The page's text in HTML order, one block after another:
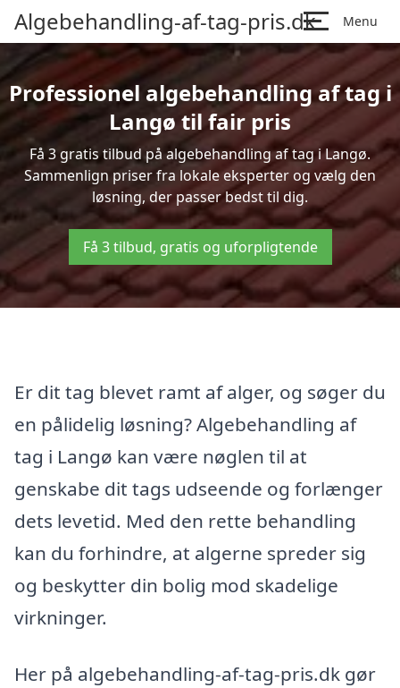
Algebehandling-af-tag-pris.dk Menu
Professionel algebehandling af tag i
Langø til fair pris
Få 3 gratis tilbud på algebehandling af tag i Langø.
Sammenlign priser fra lokale eksperter og vælg den
løsning, der passer bedst til dig.
Få 3 tilbud, gratis og uforpligtende
Er dit tag blevet ramt af alger, og søger du
en pålidelig løsning? Algebehandling af
tag i Langø kan være nøglen til at
genskabe dit tags udseende og forlænger
dets levetid. Med den rette behandling
kan du forhindre, at algerne spreder sig
og beskytter din bolig mod skadelige
virkninger.
Her på algebehandling-af-tag-pris.dk gør